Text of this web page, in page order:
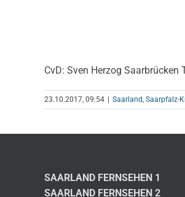
CvD: Sven Herzog Saarbrücken
23.10.2017, 09:54 Saarland, Saarpfalz-
SAARLAND FERNSEHEN 1
SAARLAND FERNSEHEN 2